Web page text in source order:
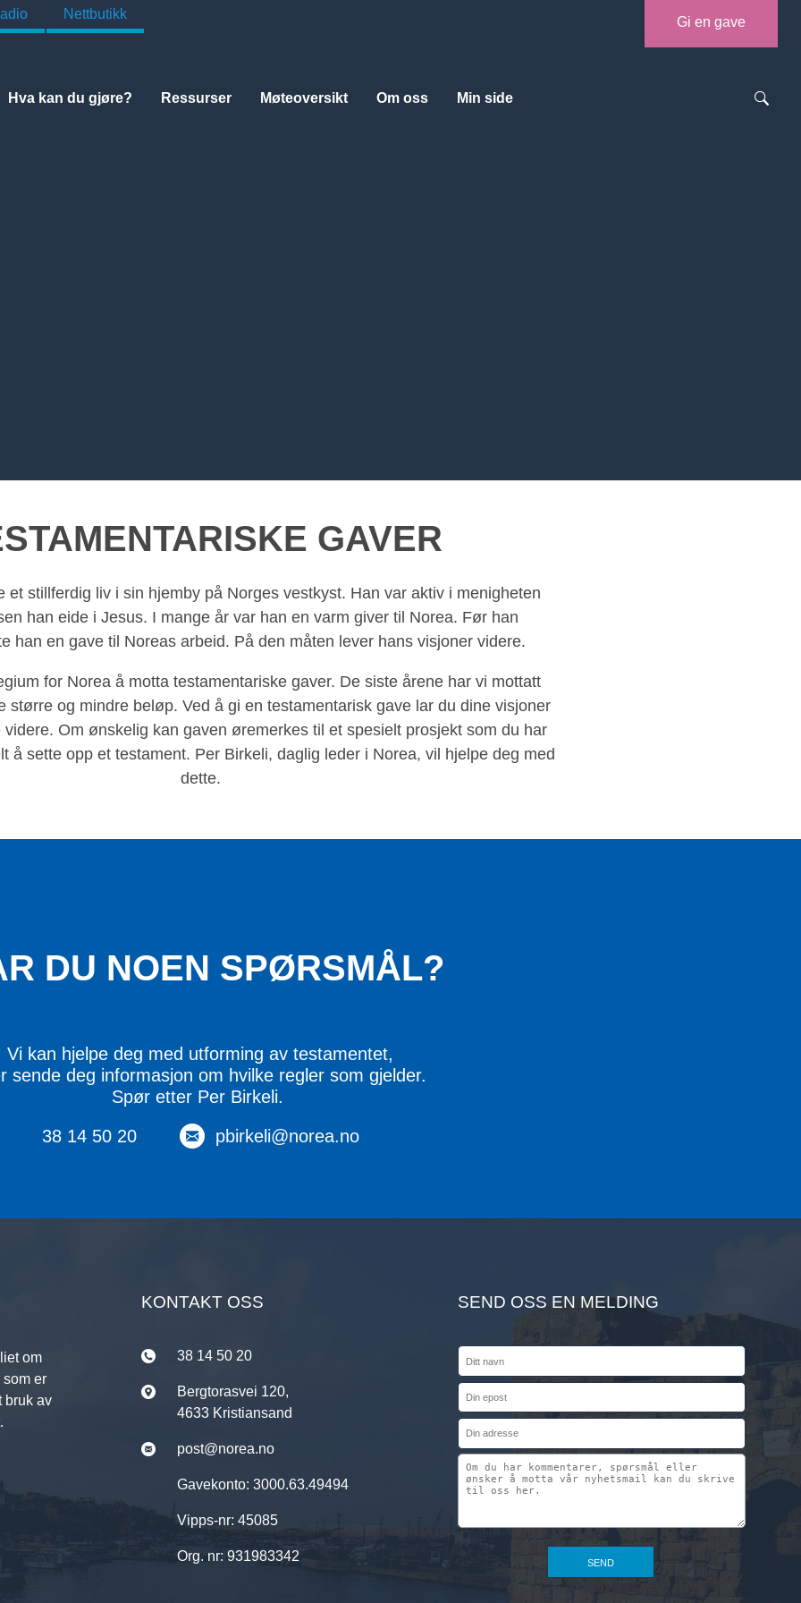
Nettbutikk
Gi en gave
Hva kan du gjøre? Ressurser Møteoversikt Om oss Min side
GAVER
et stillferdig liv i sin hjemby på Norges vestkyst. Han var aktiv i menigheten
han eide i Jesus. I mange år var han en varm giver til Norea. Før han
han en gave til Noreas arbeid. På den måten lever hans visjoner videre.
for Norea å motta testamentariske gaver. De siste årene har vi mottatt
større og mindre beløp. Ved å gi en testamentarisk gave lar du dine visjoner
Om ønskelig kan gaven øremerkes til et spesielt prosjekt som du har
å sette opp et testament. Per Birkeli, daglig leder i Norea, vil hjelpe deg med
dette.
DU NOEN SPØRSMÅL?
Vi kan hjelpe deg med utforming av testamentet,
sende deg informasjon om hvilke regler som gjelder.
Spør etter Per Birkeli.
38 14 50 20
pbirkeli@norea.no
om
er
bruk av
KONTAKT OSS
38 14 50 20
Bergtorasvei 120,
4633 Kristiansand
post@norea.no
Gavekonto: 3000.63.49494
Vipps-nr: 45085
Org. nr: 931983342
SEND OSS EN MELDING